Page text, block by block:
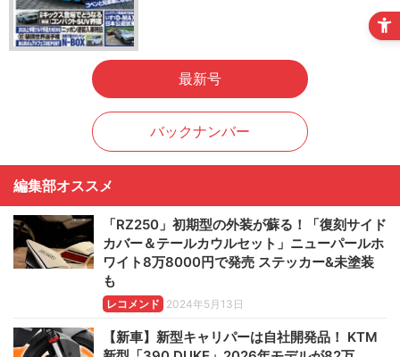
最新号
バックナンバー
編集部オススメ
「RZ250」初期型の外装が蘇る！「復刻サイド
カバー＆テールカウルセット」ニューパールホ
ワイト8万8000円で発売 ステッカー&未塗装
も
レコメンド 2024年5月13日
【新車】新型キャリパーは自社開発品！ KTM